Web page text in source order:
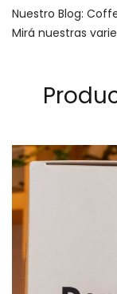
Nuestro Blog:
Mirá nuestras